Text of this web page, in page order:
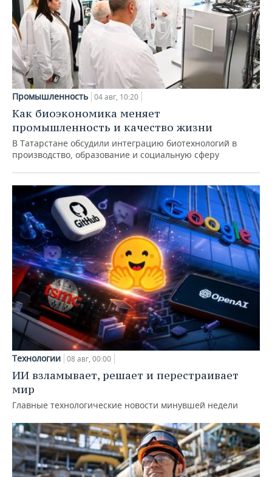
Промышленность 04 авг, 10:20
Как биоэкономика меняет
промышленность и качество жизни
В Татарстане обсудили интеграцию биотехнологий в
производство, образование и социальную сферу
Технологии 08 авг, 00:00
ИИ взламывает, решает и перестраивает
мир
Главные технологические новости минувшей недели